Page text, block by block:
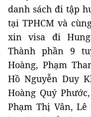
danh sách đi tập
tại TPHCM và
xin visa đi
Thành phần 9
Hoàng, Phạm
Hồ Nguyễn Duy
Hoàng Quý
Phạm Thị Vân,